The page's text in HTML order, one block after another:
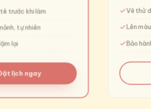
tê trước khi làm
tự nhiên
lại
lịch ngay
Vẽ thử
Lên
Bảo